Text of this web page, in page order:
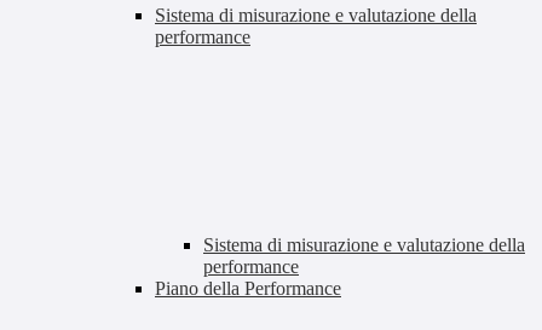
Sistema di misurazione e valutazione della
performance
Sistema di misurazione e valutazione della
performance
Piano della Performance